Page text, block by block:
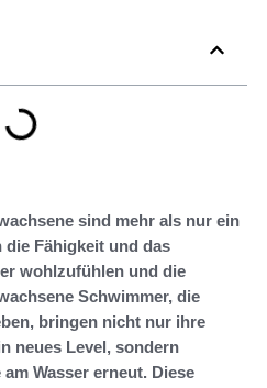
sind mehr als nur ein
die Fähigkeit und das
wohlzufühlen und die
Schwimmer, die
bringen nicht nur ihre
neues Level, sondern
Wasser erneut. Diese